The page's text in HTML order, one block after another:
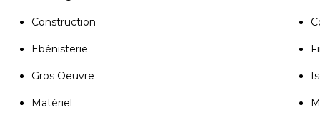
Construction
Ebénisterie
Gros Oeuvre
Matériel